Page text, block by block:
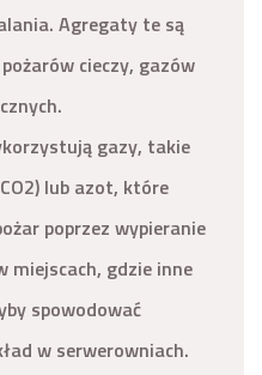
Agregaty te są
cieczy, gazów
gazy, takie
lub azot, które
poprzez wypieranie
miejscach, gdzie inne
spowodować
w serwerowniach.